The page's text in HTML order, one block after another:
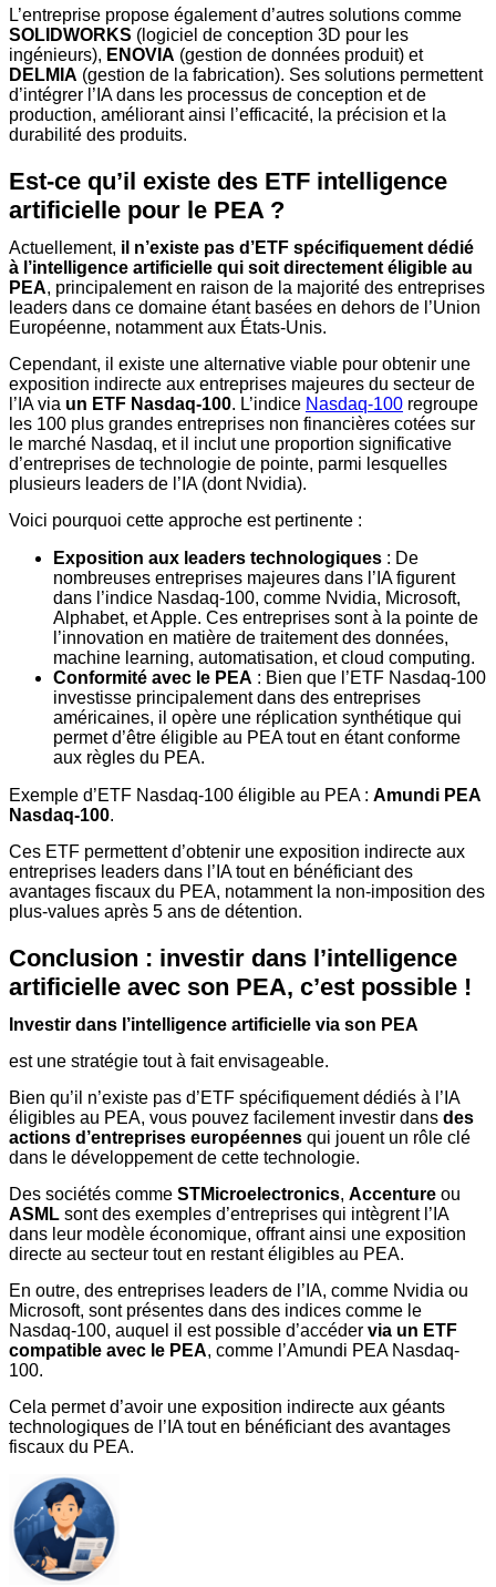
L’entreprise propose également d’autres solutions comme
SOLIDWORKS (logiciel de conception 3D pour les
ingénieurs), ENOVIA (gestion de données produit) et
DELMIA (gestion de la fabrication). Ses solutions permettent
d’intégrer l’IA dans les processus de conception et de
production, améliorant ainsi l’efficacité, la précision et la
durabilité des produits.
Est-ce qu’il existe des ETF intelligence
artificielle pour le PEA ?
Actuellement, il n’existe pas d’ETF spécifiquement dédié
à l’intelligence artificielle qui soit directement éligible au
PEA, principalement en raison de la majorité des entreprises
leaders dans ce domaine étant basées en dehors de l’Union
Européenne, notamment aux États-Unis.
Cependant, il existe une alternative viable pour obtenir une
exposition indirecte aux entreprises majeures du secteur de
l’IA via un ETF Nasdaq-100. L’indice Nasdaq-100 regroupe
les 100 plus grandes entreprises non financières cotées sur
le marché Nasdaq, et il inclut une proportion significative
d’entreprises de technologie de pointe, parmi lesquelles
plusieurs leaders de l’IA (dont Nvidia).
Voici pourquoi cette approche est pertinente :
Exposition aux leaders technologiques : De
nombreuses entreprises majeures dans l’IA figurent
dans l’indice Nasdaq-100, comme Nvidia, Microsoft,
Alphabet, et Apple. Ces entreprises sont à la pointe de
l’innovation en matière de traitement des données,
machine learning, automatisation, et cloud computing.
Conformité avec le PEA : Bien que l’ETF Nasdaq-100
investisse principalement dans des entreprises
américaines, il opère une réplication synthétique qui
permet d’être éligible au PEA tout en étant conforme
aux règles du PEA.
Exemple d’ETF Nasdaq-100 éligible au PEA : Amundi PEA
Nasdaq-100.
Ces ETF permettent d’obtenir une exposition indirecte aux
entreprises leaders dans l’IA tout en bénéficiant des
avantages fiscaux du PEA, notamment la non-imposition des
plus-values après 5 ans de détention.
Conclusion : investir dans l’intelligence
artificielle avec son PEA, c’est possible !
Investir dans l’intelligence artificielle via son PEA
est une stratégie tout à fait envisageable.
Bien qu’il n’existe pas d’ETF spécifiquement dédiés à l’IA
éligibles au PEA, vous pouvez facilement investir dans des
actions d’entreprises européennes qui jouent un rôle clé
dans le développement de cette technologie.
Des sociétés comme STMicroelectronics, Accenture ou
ASML sont des exemples d’entreprises qui intègrent l’IA
dans leur modèle économique, offrant ainsi une exposition
directe au secteur tout en restant éligibles au PEA.
En outre, des entreprises leaders de l’IA, comme Nvidia ou
Microsoft, sont présentes dans des indices comme le
Nasdaq-100, auquel il est possible d’accéder via un ETF
compatible avec le PEA, comme l’Amundi PEA Nasdaq-
100.
Cela permet d’avoir une exposition indirecte aux géants
technologiques de l’IA tout en bénéficiant des avantages
fiscaux du PEA.